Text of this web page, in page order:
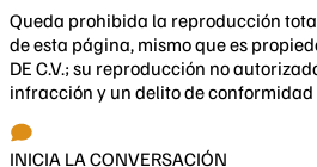
Queda prohibida la reproducción
de esta página, mismo que es
DE C.V.; su reproducción no
infracción y un delito de
INICIA LA CONVERSACIÓN